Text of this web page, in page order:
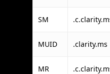
SM
MUID .clarity.ms
MR